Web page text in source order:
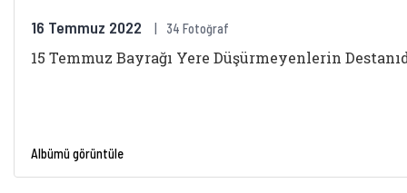
16 Temmuz 2022 34 Fotoğraf
15 Temmuz Bayrağı Yere Düşürmeyenlerin
Albümü görüntüle